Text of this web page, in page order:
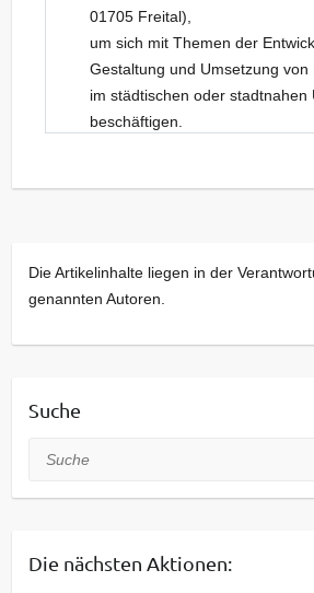
01705 Freital),
um sich mit Themen der
Gestaltung und Umsetzung von
im städtischen oder stadtnahen
beschäftigen.
Die Artikelinhalte liegen in der
genannten Autoren.
Suche
Suche
Die nächsten Aktionen: